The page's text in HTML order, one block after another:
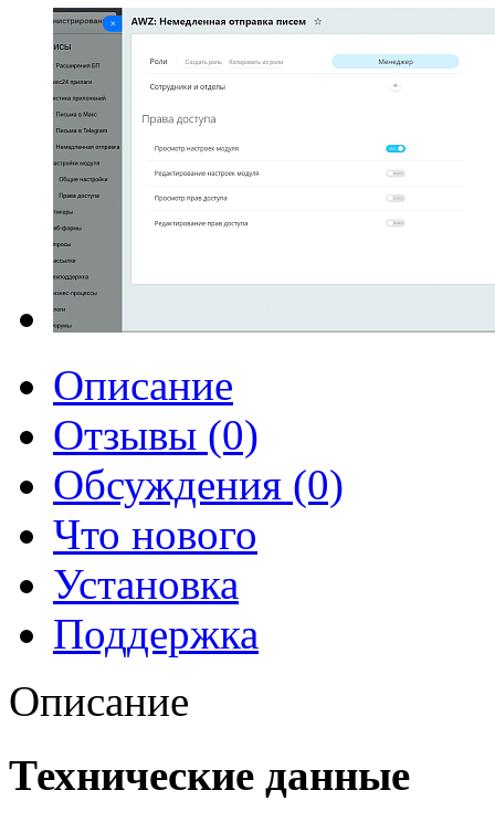
Описание
Отзывы (0)
Обсуждения (0)
Что нового
Установка
Поддержка
Описание
Технические данные